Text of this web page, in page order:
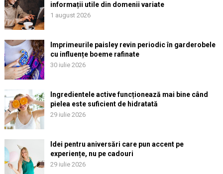
informații utile din domenii variate
1 august 2026
Imprimeurile paisley revin periodic în garderobele
cu influențe boeme rafinate
30 iulie 2026
Ingredientele active funcționează mai bine când
pielea este suficient de hidratată
29 iulie 2026
Idei pentru aniversări care pun accent pe
experiențe, nu pe cadouri
29 iulie 2026